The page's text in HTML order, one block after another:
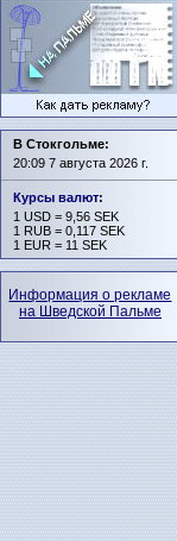
В Стокгольме:
20:09 7 августа 2026 г.
Курсы валют:
1 USD = 9,56 SEK
1 RUB = 0,117 SEK
1 EUR = 11 SEK
Информация о рекламе
на Шведской Пальме